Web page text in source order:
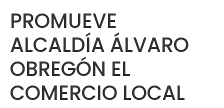
PROMUEVE
ALCALDÍA ÁLVARO
OBREGÓN EL
COMERCIO LOCAL